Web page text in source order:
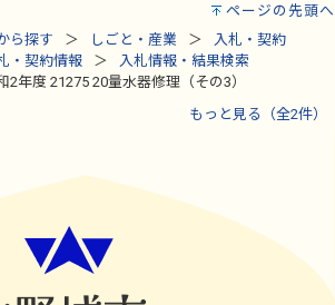
ページの先頭へ
ら探す しごと・産業
入札・契約
・契約情報
入札情報・結果検索
2年度 21275 20量水器修理（その3）
もっと見る（全2件）